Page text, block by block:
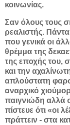
κοινωνίας.
Σαν όλους τους
ρεαλιστής. Πάντα
που γενικά οι
θρέμμα της
της εποχής του,
και την
απλούστατη
αναρχικό
παιγνιώδη αλλά
πίστευε ότι «οι
πράττειν - στα